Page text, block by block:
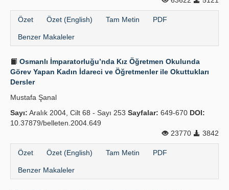
Özet Özet (English) Tam Metin PDF
Benzer Makaleler
Osmanlı İmparatorluğu’nda Kız Öğretmen Okulunda
Görev Yapan Kadın İdareci ve Öğretmenler ile Okuttukları
Dersler
Mustafa Şanal
Sayı: Aralık 2004, Cilt 68 - Sayı 253 Sayfalar: 649-670 DOI:
10.37879/belleten.2004.649
23770
3842
Özet Özet (English) Tam Metin PDF
Benzer Makaleler